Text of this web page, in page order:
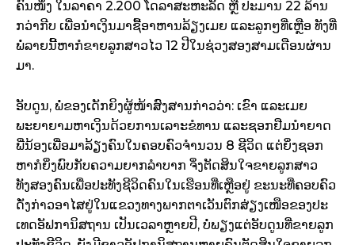
ຄົນໜຶ່ງ ໃນລາຄາ 2.200 ໂດລາສະຫະລັດ ຫຼື ປະມານ 22 ລ້ານ
ກວ່າກີບ ເພື່ອນຳເງິນມາຊື້ອາຫານລ້ຽງເມຍ ແລະລູກໆທີ່ເຫຼືອ ທັງທີ່
ພໍ່ລາຍນີ້ຫາກໍຂາຍລູກສາວໄວ 12 ປີໃນຊ່ວງສອງສາມເດືອນຜ່ານ
ມາ.
ອັບດູນ, ພໍ່ຂອງເດັກຍິງຜູ້ໜ້າສົງສານກ່າວວ່າ: ເຂົາ ແລະເມຍ
ພະຍາຍາມຫາເງິນດ້ວຍການເລາະຂໍທານ ແລະຊອກຢືມນຳຍາດ
ພີ່ນ້ອງເພື່ອມາລ້ຽງຄົນໃນຄອບຄົວຈຳນວນ 8 ຊີວິດ ແຕ່ຍິ່ງຊອກ
ຫາກໍຍິ່ງພົບກັບຄວາມຍາກລຳບາກ ຈິ່ງຕັດສິນໃຈຂາຍລູກສາວ
ທັງສອງຄົນເພື່ອປະທັງຊີວິດຄົນໃນເຮືອນທີ່ເຫຼືອຢູ່ ຂະນະທີ່ຄອບຄົວ
ດັ່ງກ່າວອາໄສຢູ່ໃນແຂວງທາງພາກຕາເວັນຕົກສ່ຽງເໜືອຂອງປະ
ເທດອັຟການິສຖານ ເປັນເວລາຫຼາຍປີ, ບໍ່ພຽງແຕ່ອັບດູນທີ່ຂາຍລູກ